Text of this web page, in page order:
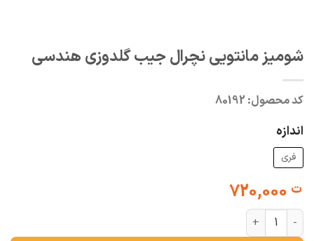
شومیز مانتویی نچرال جیب گلدوزی هندسی
کد محصول:80192
اندازه
فری
ت720,000
شومیز مانتویی نچرال جیب گلدوزی هندسی عدد